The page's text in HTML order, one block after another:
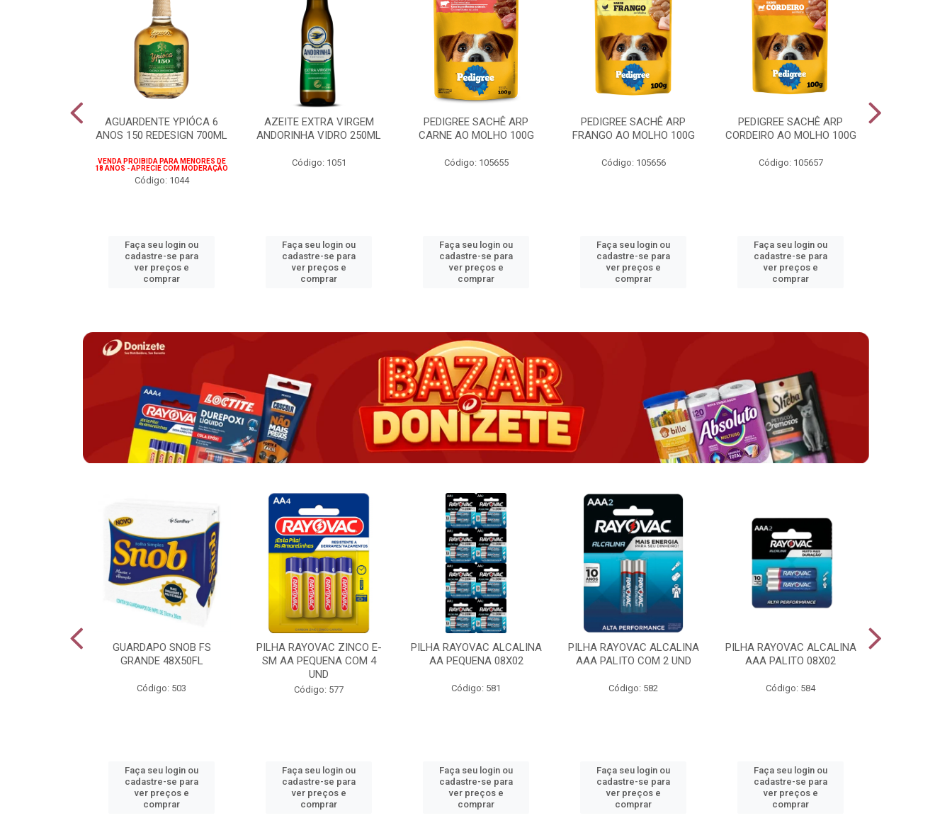
AGUARDENTE YPIÓCA 6
ANOS 150 REDESIGN 700ML
VENDA PROIBIDA PARA MENORES DE
18 ANOS - APRECIE COM MODERAÇÃO
Código: 1044
Faça seu login ou
cadastre-se para
ver preços e
comprar
AZEITE EXTRA VIRGEM
ANDORINHA VIDRO 250ML
Código: 1051
Faça seu login ou
cadastre-se para
ver preços e
comprar
PEDIGREE SACHÊ ARP
CARNE AO MOLHO 100G
Código: 105655
Faça seu login ou
cadastre-se para
ver preços e
comprar
PEDIGREE SACHÊ ARP
FRANGO AO MOLHO 100G
Código: 105656
Faça seu login ou
cadastre-se para
ver preços e
comprar
PEDIGREE SACHÊ ARP
CORDEIRO AO MOLHO 100G
Código: 105657
Faça seu login ou
cadastre-se para
ver preços e
comprar
GUARDAPO SNOB FS
GRANDE 48X50FL
Código: 503
Faça seu login ou
cadastre-se para
ver preços e
comprar
PILHA RAYOVAC ZINCO E-
SM AA PEQUENA COM 4
UND
Código: 577
Faça seu login ou
cadastre-se para
ver preços e
comprar
PILHA RAYOVAC ALCALINA
AA PEQUENA 08X02
Código: 581
Faça seu login ou
cadastre-se para
ver preços e
comprar
PILHA RAYOVAC ALCALINA
AAA PALITO COM 2 UND
Código: 582
Faça seu login ou
cadastre-se para
ver preços e
comprar
PILHA RAYOVAC ALCALINA
AAA PALITO 08X02
Código: 584
Faça seu login ou
cadastre-se para
ver preços e
comprar